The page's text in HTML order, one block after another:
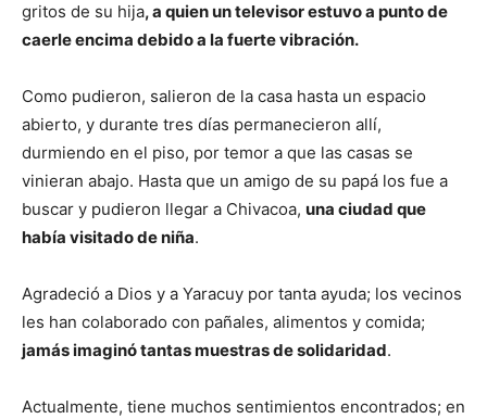
gritos de su hija, a quien un televisor estuvo a punto de
caerle encima debido a la fuerte vibración.
Como pudieron, salieron de la casa hasta un espacio
abierto, y durante tres días permanecieron allí,
durmiendo en el piso, por temor a que las casas se
vinieran abajo. Hasta que un amigo de su papá los fue a
buscar y pudieron llegar a Chivacoa, una ciudad que
había visitado de niña.
Agradeció a Dios y a Yaracuy por tanta ayuda; los vecinos
les han colaborado con pañales, alimentos y comida;
jamás imaginó tantas muestras de solidaridad.
Actualmente, tiene muchos sentimientos encontrados; en